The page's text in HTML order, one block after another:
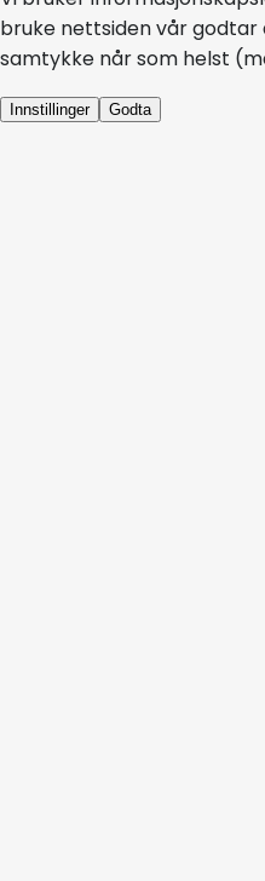
bruke nettsiden vår godtar
samtykke når som helst
Innstillinger Godta